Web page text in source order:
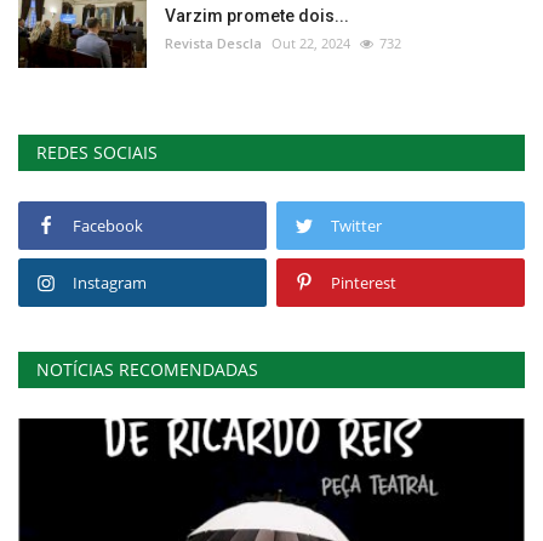
Varzim promete dois...
Revista Descla Out 22, 2024 732
REDES SOCIAIS
Facebook Twitter
Instagram Pinterest
NOTÍCIAS RECOMENDADAS